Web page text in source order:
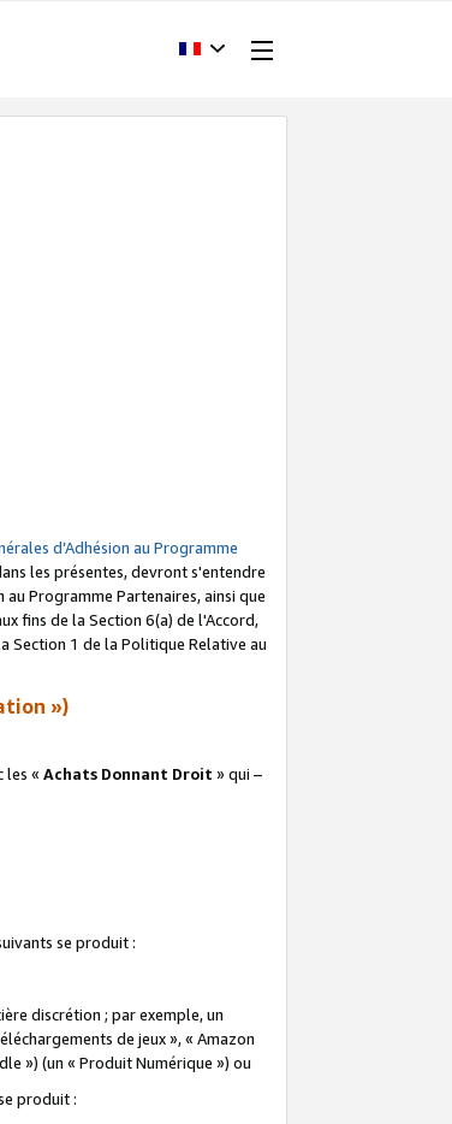
d’Adhésion au Programme
les présentes, devront s'entendre
Programme Partenaires, ainsi que
fins de la Section 6(a) de l'Accord,
Section 1 de la Politique Relative au
»)
les « Achats Donnant Droit » qui –
se produit :
discrétion ; par exemple, un
de jeux », « Amazon
») (un « Produit Numérique ») ou
produit :